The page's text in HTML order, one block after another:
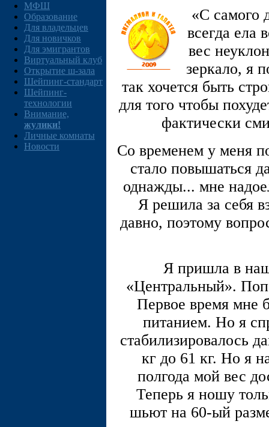
МФШ
Образование
Для владельцев
Для новичков
Для эмигрантов
Виртуальный клуб
Открытие ш-зала
Шейпинг-стандарт
Шейпинг-
технологии
Внимание,
жулики!
Личные комнаты
Новости
«С самого
всегда ела
вес
зеркало, я
так хочется быть
для того чтобы
фактически
Со временем у меня
стало повышаться
однажды... мне
Я решила за себя
давно, поэтому
Я пришла в
«Центральный».
Первое время мне
питанием. Но я
стабилизировалось
кг до 61 кг. Но я
полгода мой вес
Теперь я ношу
шьют на 60-ый